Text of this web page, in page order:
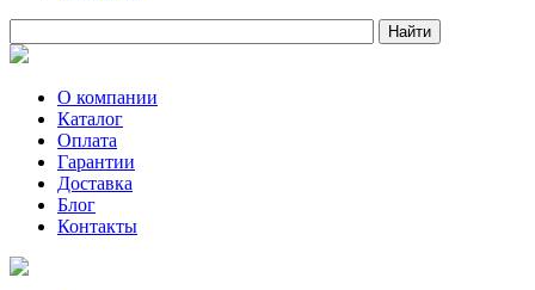
О компании
Каталог
Оплата
Гарантии
Доставка
Блог
Контакты